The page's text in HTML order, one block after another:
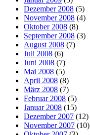
Dezember 2008 (5)
November 2008 (4)
Oktober 2008 (8)
September 2008 (3)
August 2008 (7)
Juli 2008 (6)
Juni 2008 (7)
Mai 2008 (5)
April 2008 (8)
März 2008 (7)
Februar 2008 (5)
Januar 2008 (15)
Dezember 2007 (12)
November 2007 (10)